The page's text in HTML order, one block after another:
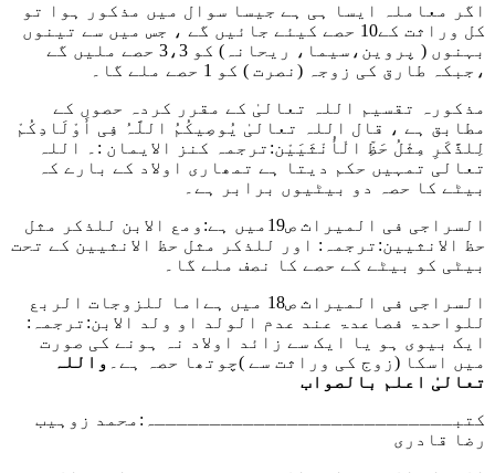
اگر معاملہ ایسا ہی ہے جیسا سوال میں مذکور ہوا تو
کل وراثت کے10 حصے کیئے جائیں گے ، جس میں سے تینوں
بہنوں ( پروین،سیما، ریحانہ) کو 3،3 حصے ملیں گے
،جبکہ طارق کی زوجہ (نصرت ) کو 1 حصے ملے گا۔
مذکورہ تقسیم اللہ تعالیٰ کے مقرر کردہ حصوں کے
مطابق ہے ،
قال اللہ تعالیٰ یُوصِیکُمُ اللَّہُ فِی أَوْلَادِکُمْ
لِلذَّکَرِ مِثْلُ حَظِّ الْأُنْثَیَیْن: ترجمہ کنز الایمان :۔ اللہ
تعالی تمہیں حکم دیتا ہے تمھاری اولاد کے بارے کہ
بیٹے کا حصہ دو بیٹیوں برابر ہے۔
السراجی فی المیراث ص19میں ہے:
ومع الابن للذکر مثل
حظ الانثیین: ترجمہ: اور للذکر مثل حظ الانثیین کے تحت
بیٹی کو بیٹے کے حصے کا نصف ملے گا۔
السراجی فی المیراث ص18 میں ہے
اما للزوجات الربع
للواحدۃ فصاعدۃ عند عدم الولد او ولد الابن: ترجمہ:
ایک بیوی ہو یا ایک سے زائد اولاد نہ ہونے کی صورت
میں اسکا (زوج کی وراثت سے )چوتھا حصہ ہے۔ واللہ
تعالیٰ اعلم بالصواب
کتبـــــــــــــــــــــــــــہ:محمد زوہیب
رضا قادری